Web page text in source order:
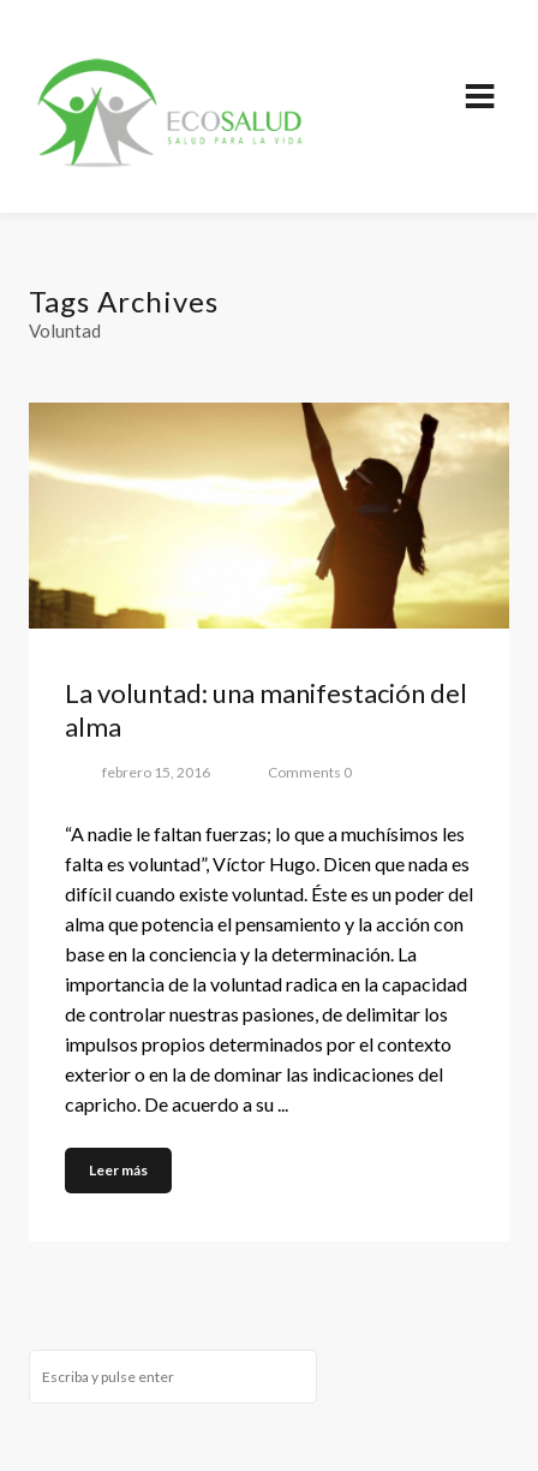
Tags Archives
Voluntad
La voluntad: una manifestación del
alma
febrero 15, 2016 Comments 0
“A nadie le faltan fuerzas; lo que a muchísimos les
falta es voluntad”, Víctor Hugo. Dicen que nada es
difícil cuando existe voluntad. Éste es un poder del
alma que potencia el pensamiento y la acción con
base en la conciencia y la determinación. La
importancia de la voluntad radica en la capacidad
de controlar nuestras pasiones, de delimitar los
impulsos propios determinados por el contexto
exterior o en la de dominar las indicaciones del
capricho. De acuerdo a su ...
Leer más